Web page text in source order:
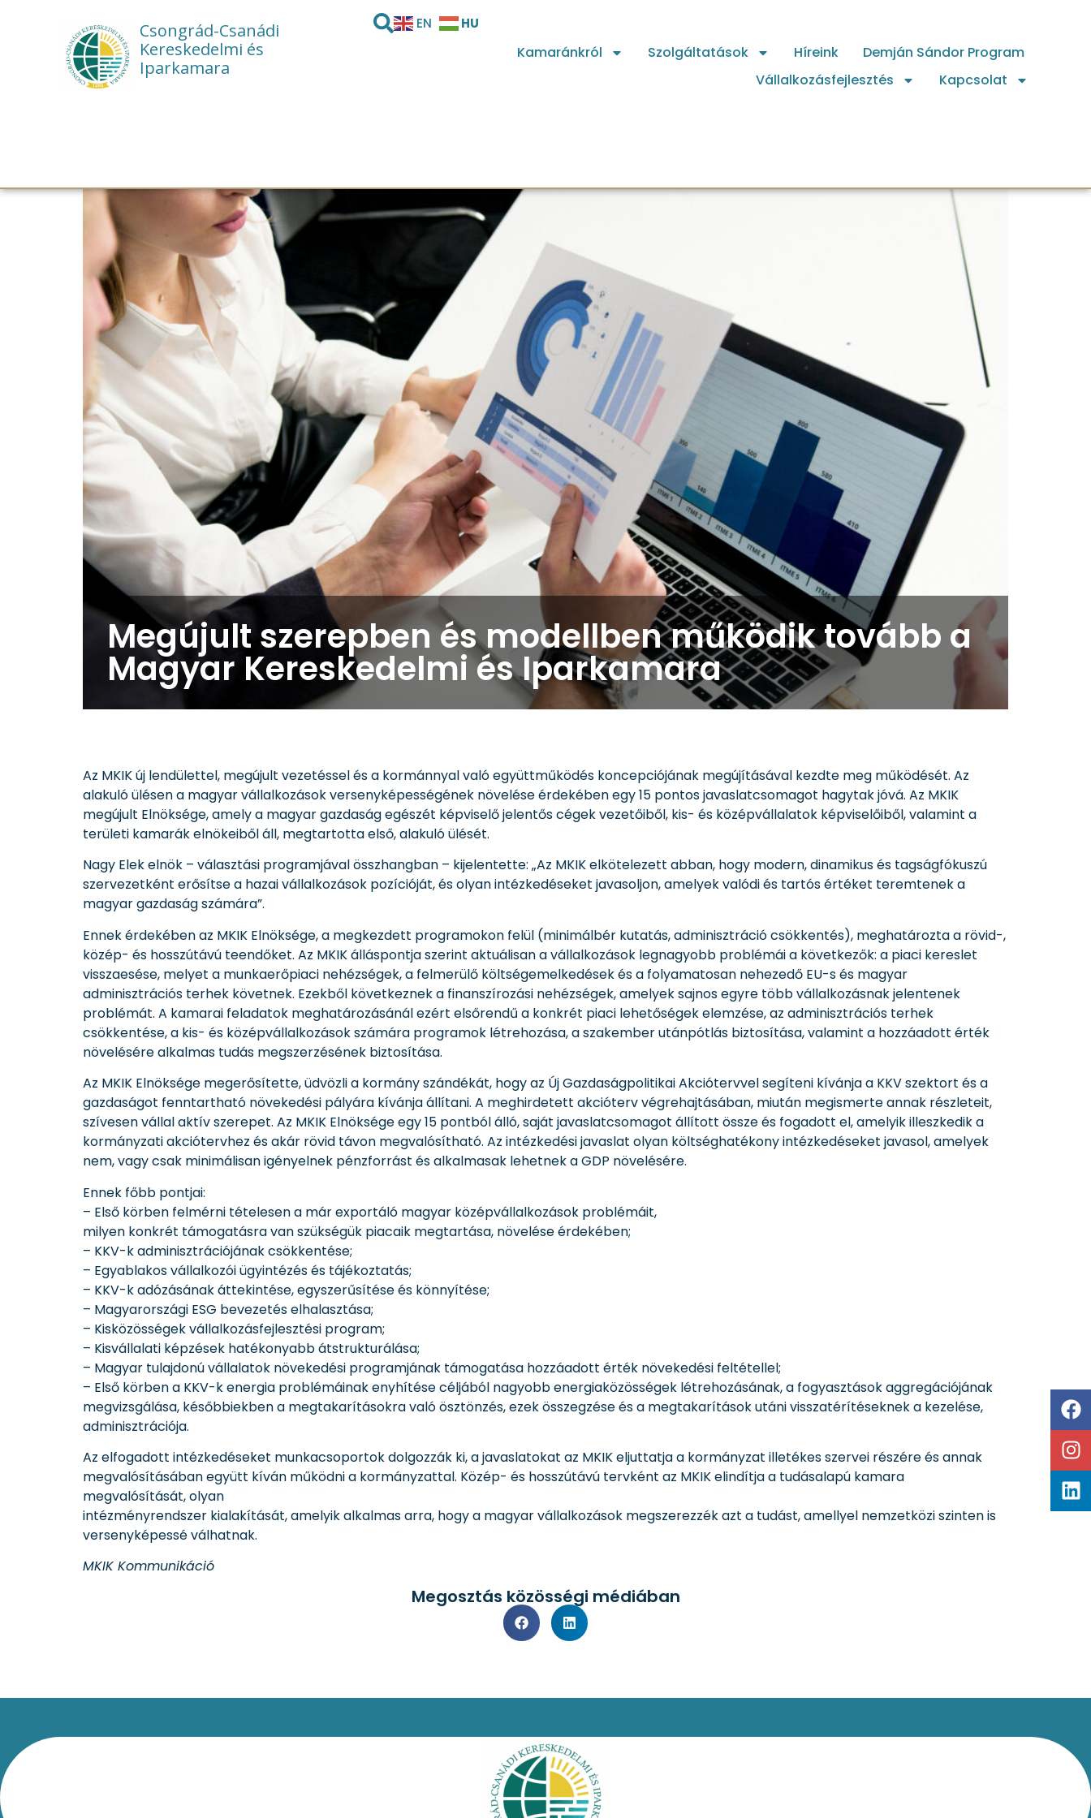
Csongrád-Csanádi
Kereskedelmi és
Iparkamara
EN HU
Kamaránkról Szolgáltatások Híreink
Demján Sándor Program
Vállalkozásfejlesztés
Kapcsolat
Megújult szerepben és modellben működik tovább a
Magyar Kereskedelmi és Iparkamara
Az MKIK új lendülettel, megújult vezetéssel és a kormánnyal való együttműködés koncepciójának megújításával kezdte meg működését. Az
alakuló ülésen a magyar vállalkozások versenyképességének növelése érdekében egy 15 pontos javaslatcsomagot hagytak jóvá. Az MKIK
megújult Elnöksége, amely a magyar gazdaság egészét képviselő jelentős cégek vezetőiből, kis- és középvállalatok képviselőiből, valamint a
területi kamarák elnökeiből áll, megtartotta első, alakuló ülését.
Nagy Elek elnök – választási programjával összhangban – kijelentette: „Az MKIK elkötelezett abban, hogy modern, dinamikus és tagságfókuszú
szervezetként erősítse a hazai vállalkozások pozícióját, és olyan intézkedéseket javasoljon, amelyek valódi és tartós értéket teremtenek a
magyar gazdaság számára”.
Ennek érdekében az MKIK Elnöksége, a megkezdett programokon felül (minimálbér kutatás, adminisztráció csökkentés), meghatározta a rövid-,
közép- és hosszútávú teendőket. Az MKIK álláspontja szerint aktuálisan a vállalkozások legnagyobb problémái a következők: a piaci kereslet
visszaesése, melyet a munkaerőpiaci nehézségek, a felmerülő költségemelkedések és a folyamatosan nehezedő EU-s és magyar
adminisztrációs terhek követnek. Ezekből következnek a finanszírozási nehézségek, amelyek sajnos egyre több vállalkozásnak jelentenek
problémát. A kamarai feladatok meghatározásánál ezért elsőrendű a konkrét piaci lehetőségek elemzése, az adminisztrációs terhek
csökkentése, a kis- és középvállalkozások számára programok létrehozása, a szakember utánpótlás biztosítása, valamint a hozzáadott érték
növelésére alkalmas tudás megszerzésének biztosítása.
Az MKIK Elnöksége megerősítette, üdvözli a kormány szándékát, hogy az Új Gazdaságpolitikai Akciótervvel segíteni kívánja a KKV szektort és a
gazdaságot fenntartható növekedési pályára kívánja állítani. A meghirdetett akcióterv végrehajtásában, miután megismerte annak részleteit,
szívesen vállal aktív szerepet. Az MKIK Elnöksége egy 15 pontból álló, saját javaslatcsomagot állított össze és fogadott el, amelyik illeszkedik a
kormányzati akciótervhez és akár rövid távon megvalósítható. Az intézkedési javaslat olyan költséghatékony intézkedéseket javasol, amelyek
nem, vagy csak minimálisan igényelnek pénzforrást és alkalmasak lehetnek a GDP növelésére.
Ennek főbb pontjai:
– Első körben felmérni tételesen a már exportáló magyar középvállalkozások problémáit,
milyen konkrét támogatásra van szükségük piacaik megtartása, növelése érdekében;
– KKV-k adminisztrációjának csökkentése;
– Egyablakos vállalkozói ügyintézés és tájékoztatás;
– KKV-k adózásának áttekintése, egyszerűsítése és könnyítése;
– Magyarországi ESG bevezetés elhalasztása;
– Kisközösségek vállalkozásfejlesztési program;
– Kisvállalati képzések hatékonyabb átstrukturálása;
– Magyar tulajdonú vállalatok növekedési programjának támogatása hozzáadott érték növekedési feltétellel;
– Első körben a KKV-k energia problémáinak enyhítése céljából nagyobb energiaközösségek létrehozásának, a fogyasztások aggregációjának
megvizsgálása, későbbiekben a megtakarításokra való ösztönzés, ezek összegzése és a megtakarítások utáni visszatérítéseknek a kezelése,
adminisztrációja.
Az elfogadott intézkedéseket munkacsoportok dolgozzák ki, a javaslatokat az MKIK eljuttatja a kormányzat illetékes szervei részére és annak
megvalósításában együtt kíván működni a kormányzattal. Közép- és hosszútávú tervként az MKIK elindítja a tudásalapú kamara
megvalósítását, olyan
intézményrendszer kialakítását, amelyik alkalmas arra, hogy a magyar vállalkozások megszerezzék azt a tudást, amellyel nemzetközi szinten is
versenyképessé válhatnak.
MKIK Kommunikáció
Megosztás közösségi médiában